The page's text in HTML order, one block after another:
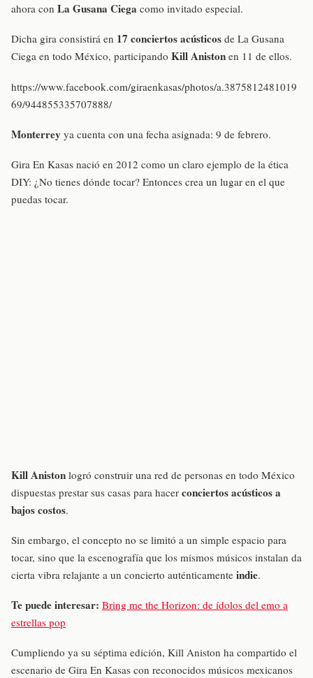
ahora con La Gusana Ciega como invitado especial.
Dicha gira consistirá en 17 conciertos acústicos de La Gusana
Ciega en todo México, participando Kill Aniston en 11 de ellos.
https://www.facebook.com/giraenkasas/photos/a.3875812481019
69/944855335707888/
Monterrey ya cuenta con una fecha asignada: 9 de febrero.
Gira En Kasas nació en 2012 como un claro ejemplo de la ética
DIY: ¿No tienes dónde tocar? Entonces crea un lugar en el que
puedas tocar.
Kill Aniston logró construir una red de personas en todo México
dispuestas prestar sus casas para hacer conciertos acústicos a
bajos costos.
Sin embargo, el concepto no se limitó a un simple espacio para
tocar, sino que la escenografía que los mismos músicos instalan da
cierta vibra relajante a un concierto auténticamente indie.
Te puede interesar: Bring me the Horizon: de ídolos del emo a
estrellas pop
Cumpliendo ya su séptima edición, Kill Aniston ha compartido el
escenario de Gira En Kasas con reconocidos músicos mexicanos